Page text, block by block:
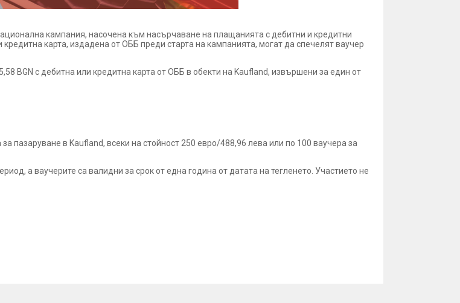
кампания, насочена към насърчаване на плащанията с дебитни и кредитни
карта, издадена от ОББ преди старта на кампанията, могат да спечелят ваучер
BGN с дебитна или кредитна карта от ОББ в обекти на Kaufland, извършени за един от
пазаруване в Kaufland, всеки на стойност 250 евро/488,96 лева или по 100 ваучера за
а ваучерите са валидни за срок от една година от датата на тегленето. Участието не